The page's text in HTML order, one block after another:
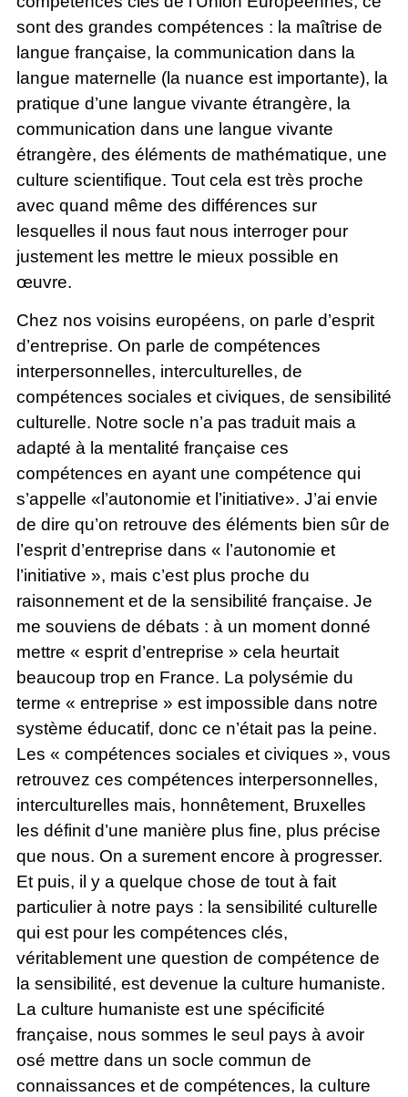
sont des grandes compétences : la maîtrise de
langue française, la communication dans la
langue maternelle (la nuance est importante), la
pratique d’une langue vivante étrangère, la
communication dans une langue vivante
étrangère, des éléments de mathématique, une
culture scientifique. Tout cela est très proche
avec quand même des différences sur
lesquelles il nous faut nous interroger pour
justement les mettre le mieux possible en
œuvre.
Chez nos voisins européens, on parle d’esprit
d’entreprise. On parle de compétences
interpersonnelles, interculturelles, de
compétences sociales et civiques, de sensibilité
culturelle. Notre socle n’a pas traduit mais a
adapté à la mentalité française ces
compétences en ayant une compétence qui
s’appelle «l’autonomie et l’initiative». J’ai envie
de dire qu’on retrouve des éléments bien sûr de
l’esprit d’entreprise dans « l’autonomie et
l’initiative », mais c’est plus proche du
raisonnement et de la sensibilité française. Je
me souviens de débats : à un moment donné
mettre « esprit d’entreprise » cela heurtait
beaucoup trop en France. La polysémie du
terme « entreprise » est impossible dans notre
système éducatif, donc ce n’était pas la peine.
Les « compétences sociales et civiques », vous
retrouvez ces compétences interpersonnelles,
interculturelles mais, honnêtement, Bruxelles
les définit d’une manière plus fine, plus précise
que nous. On a surement encore à progresser.
Et puis, il y a quelque chose de tout à fait
particulier à notre pays : la sensibilité culturelle
qui est pour les compétences clés,
véritablement une question de compétence de
la sensibilité, est devenue la culture humaniste.
La culture humaniste est une spécificité
française, nous sommes le seul pays à avoir
osé mettre dans un socle commun de
connaissances et de compétences, la culture